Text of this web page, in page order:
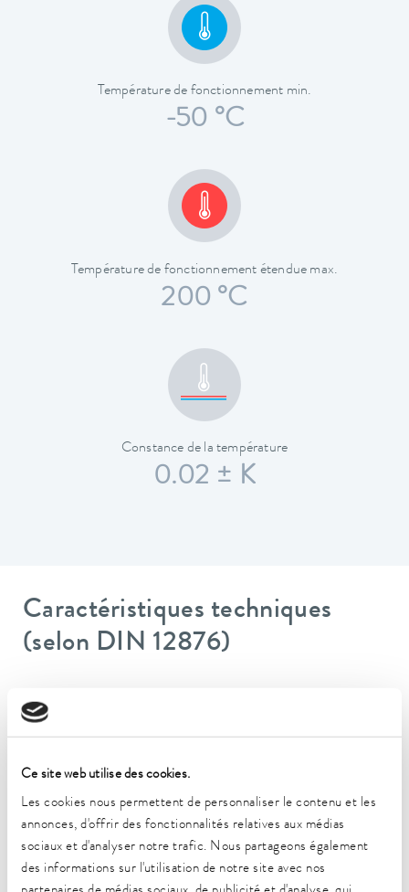
Ce site web utilise des cookies.
Les cookies nous permettent de personnaliser le contenu et les
annonces, d'offrir des fonctionnalités relatives aux médias
sociaux et d'analyser notre trafic. Nous partageons également
des informations sur l'utilisation de notre site avec nos
Température de fonctionnement min.
-50 °C
Température de fonctionnement étendue max.
200 °C
Constance de la température
0.02 ± K
Caractéristiques techniques
(selon DIN 12876)
Plage de température de fonctionnement
-50 ... 200 °C
5 ... 40 °C
Constance de la température
0.02 ± K